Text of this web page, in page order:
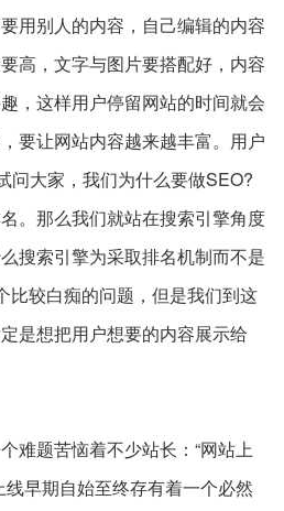
用别人的内容，自己编辑的内容
高，文字与图片要搭配好，内容
，这样用户停留网站的时间就会
要让网站内容越来越丰富。用户
问大家，我们为什么要做SEO?
。那么我们就站在搜索引擎角度
搜索引擎为采取排名机制而不是
比较白痴的问题，但是我们到这
是想把用户想要的内容展示给
难题苦恼着不少站长：“网站上
早期自始至终存有着一个必然